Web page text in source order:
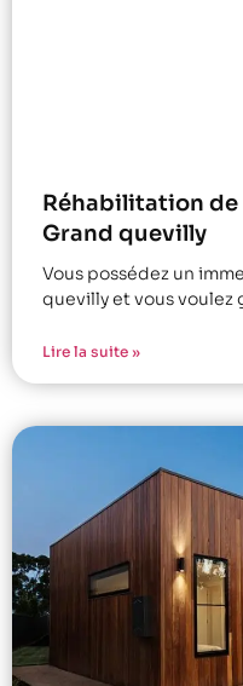
Réhabilitation
Grand quevilly
Vous possédez un
quevilly et vous voulez
Lire la suite »